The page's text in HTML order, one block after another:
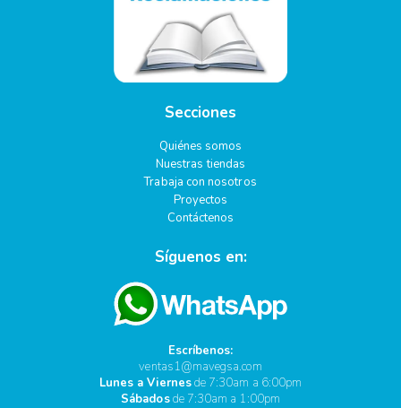
Secciones
Quiénes somos
Nuestras tiendas
Trabaja con nosotros
Proyectos
Contáctenos
Síguenos en:
Escríbenos:
ventas1@mavegsa.com
Lunes a Viernesde 7:30am a 6:00pm
Sábadosde 7:30am a 1:00pm